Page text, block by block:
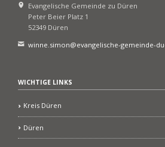
Evangelische Gemeinde zu Düren
Peter Beier Platz 1
52349 Düren
winne.simon@evangelische-gemeinde-
WICHTIGE LINKS
Kreis Düren
Düren